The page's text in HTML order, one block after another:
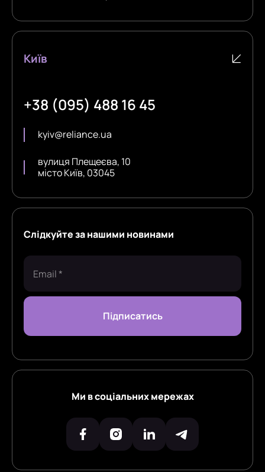
Київ
+38 (095) 488 16 45
kyiv@reliance.ua
вулиця Плещеєва, 10
місто Київ, 03045
Слідкуйте за нашими новинами
Ми в соціальних мережах